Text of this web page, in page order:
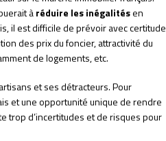
àréduire les inégalitésen
il est difficile de prévoir avec certitude
des prix du foncier, attractivité du
de logements, etc.
et ses détracteurs. Pour
et une opportunité unique de rendre
trop d’incertitudes et de risques pour